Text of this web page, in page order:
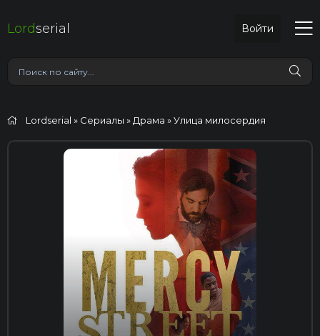
Lordserial Войти
Lordserial » Сериалы » Драма » Улица милосердия